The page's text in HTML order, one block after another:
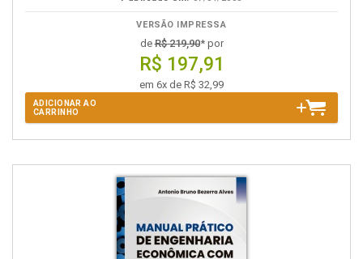
VERSÃO IMPRESSA
deR$ 219,90* por
R$ 197,91
em 6x de R$ 32,99
ADICIONAR AO
CARRINHO